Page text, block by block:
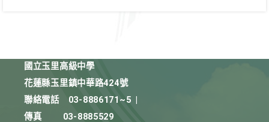
國立玉里高級中學
花蓮縣玉里鎮中華路424號
聯絡電話
03-8886171~5
傳真
03-8885529